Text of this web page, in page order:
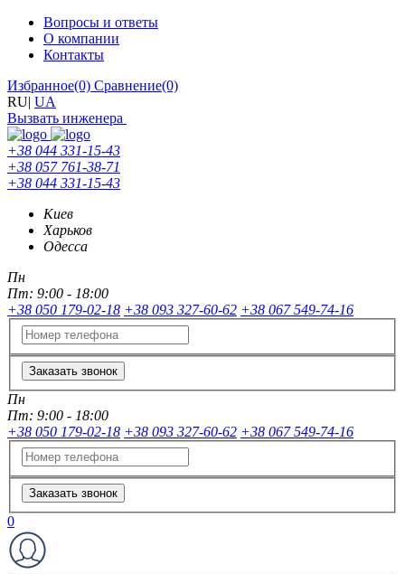
Вопросы и ответы
О компании
Контакты
Избранное(0) Сравнение(0)
RU| UA
Вызвать инженера
+38 044 331-15-43
+38 057 761-38-71
+38 044 331-15-43
Киев
Харьков
Одесса
Пн
Пт: 9:00 - 18:00
+38 050 179-02-18 +38 093 327-60-62 +38 067 549-74-16
Заказать звонок
Пн
Пт: 9:00 - 18:00
+38 050 179-02-18 +38 093 327-60-62 +38 067 549-74-16
Заказать звонок
0